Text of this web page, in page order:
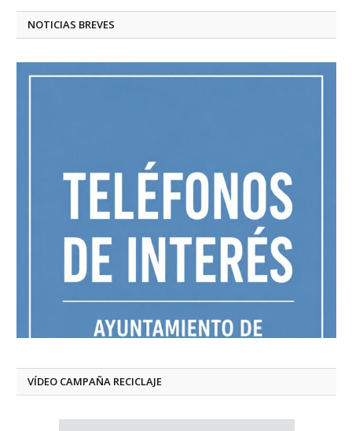
NOTICIAS BREVES
VÍDEO CAMPAÑA RECICLAJE